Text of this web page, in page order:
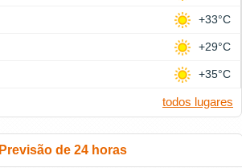
+33°C
+29°C
+35°C
todos lugares
Previsão de 24 horas